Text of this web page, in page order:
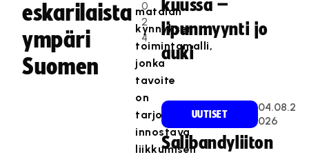
eskarilaista
ympäri
Suomen
0
2
4
matalan
kynnyksen
toimintamalli,
jonka
tavoite
on
tarjota
innostava
liikkumisen
kuussa –
lipunmyynti jo
auki
UUTISET
04.08.2
026
Salibandyliiton